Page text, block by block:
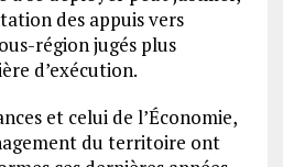
des appuis vers
région jugés plus
d’exécution.
et celui de l’Économie,
du territoire ont